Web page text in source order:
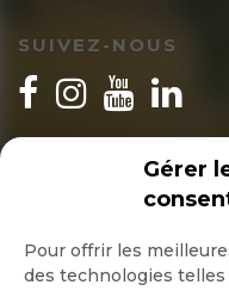
Gérer
Pour offrir les
des technologies
SUIVEZ-NOUS
INSCRIPTION